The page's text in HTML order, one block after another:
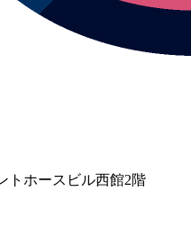
トホースビル西館2階